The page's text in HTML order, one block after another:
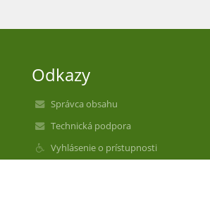
Odkazy
Správca obsahu
Technická podpora
Vyhlásenie o prístupnosti